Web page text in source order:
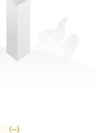
(--)